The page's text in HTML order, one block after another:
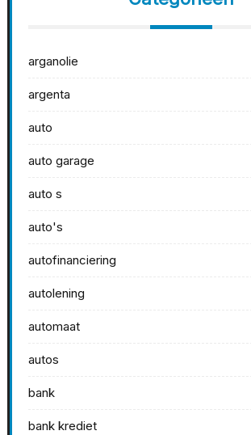
arganolie
argenta
auto
auto garage
auto s
auto's
autofinanciering
autolening
automaat
autos
bank
bank krediet